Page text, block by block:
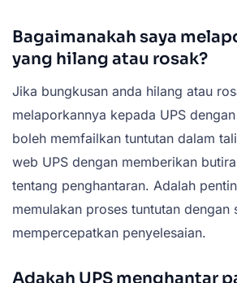
Bagaimanakah saya
yang hilang atau rosak?
Jika bungkusan anda hilang atau
melaporkannya kepada UPS
boleh memfailkan tuntutan dalam
web UPS dengan memberikan
tentang penghantaran. Adalah
memulakan proses tuntutan dengan
mempercepatkan penyelesaian.
Adakah UPS menghantar